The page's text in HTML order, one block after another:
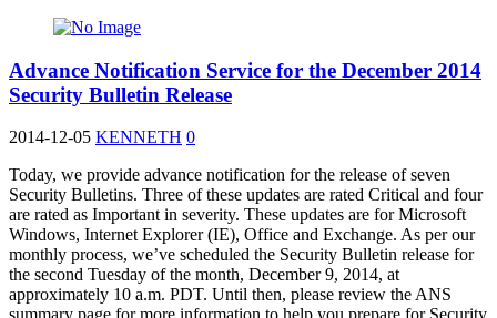
Advance Notification Service for the December 2014
Security Bulletin Release
2014-12-05 KENNETH 0
Today, we provide advance notification for the release of seven
Security Bulletins. Three of these updates are rated Critical and four
are rated as Important in severity. These updates are for Microsoft
Windows, Internet Explorer (IE), Office and Exchange. As per our
monthly process, we’ve scheduled the Security Bulletin release for
the second Tuesday of the month, December 9, 2014, at
approximately 10 a.m. PDT. Until then, please review the ANS